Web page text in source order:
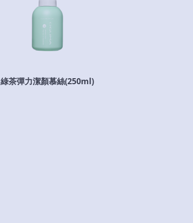
綠茶彈力潔顏慕絲(250ml)